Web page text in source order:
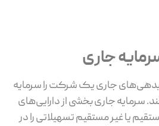
جاری
بدهی‌های جاری یک شرکت را سرمایه
جاری بخشی از دارایی‌های
یا غیر مستقیم تسهیلاتی را در